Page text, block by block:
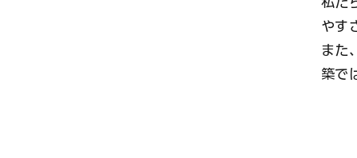
やす
また
築で